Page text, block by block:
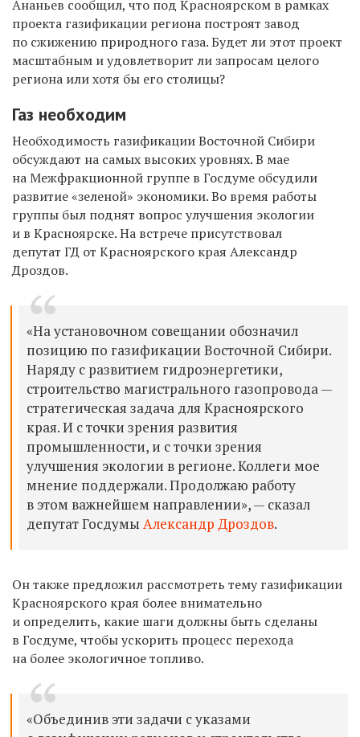
Ананьев сообщил, что под Красноярском в рамках
проекта газификации региона построят завод
по сжижению природного газа. Будет ли этот проект
масштабным и удовлетворит ли запросам целого
региона или хотя бы его столицы?
Газ необходим
Необходимость газификации Восточной Сибири
обсуждают на самых высоких уровнях. В мае
на Межфракционной группе в Госдуме обсудили
развитие «зеленой» экономики. Во время работы
группы был поднят вопрос улучшения экологии
и в Красноярске. На встрече присутствовал
депутат ГД от Красноярского края Александр
Дроздов.
«На установочном совещании обозначил
позицию по газификации Восточной Сибири.
Наряду с развитием гидроэнергетики,
строительство магистрального газопровода —
стратегическая задача для Красноярского
края. И с точки зрения развития
промышленности, и с точки зрения
улучшения экологии в регионе. Коллеги мое
мнение поддержали. Продолжаю работу
в этом важнейшем направлении», — сказал
депутат Госдумы Александр Дроздов.
Он также предложил рассмотреть тему газификации
Красноярского края более внимательно
и определить, какие шаги должны быть сделаны
в Госдуме, чтобы ускорить процесс перехода
на более экологичное топливо.
«Объединив эти задачи с указами